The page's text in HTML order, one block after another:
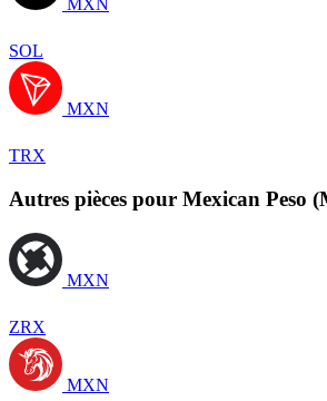
MXN
SOL
MXN
TRX
Autres pièces pour Mexican Peso
MXN
ZRX
MXN